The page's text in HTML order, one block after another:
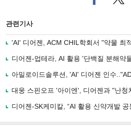
이
로
기
사
유
기
터로
관련기사
'AI' 디어젠, ACM CHIL학회서 "약물 최
디어젠-업테라, AI 활용 '단백질 분해약
아밀로이드솔루션, 'AI' 디어젠 인수
대웅 스핀오프 '아이엔', 디어젠과 "난청
디어젠-SK케미칼, “AI 활용 신약개발 공